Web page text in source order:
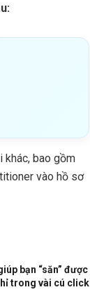
khác, bao gồm
vào hồ sơ
bạn “săn” được
trong vài cú click